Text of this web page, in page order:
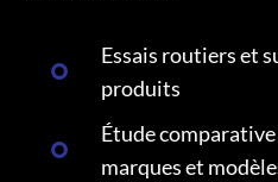
Essais routiers et
produits
Étude
marques et